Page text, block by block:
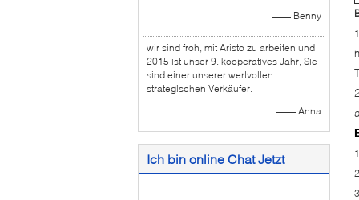
—— Benny
wir sind froh, mit Aristo zu arbeiten und
2015 ist unser 9. kooperatives Jahr, Sie
sind einer unserer wertvollen
strategischen Verkäufer.
—— Anna
Ich bin online Chat Jetzt